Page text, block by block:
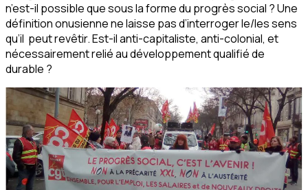
n’est-il possible que sous la forme du progrès social ? Une
définition onusienne ne laisse pas d’interroger le/les sens
qu’il peut revêtir. Est-il anti-capitaliste, anti-colonial, et
nécessairement relié au développement qualifié de
durable ?